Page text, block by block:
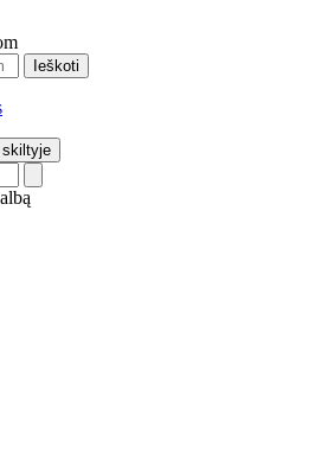
Ieškoti
skiltyje